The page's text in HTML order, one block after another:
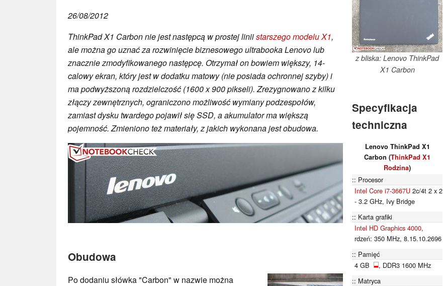
26/08/2012
ThinkPad X1 Carbon nie jest następcą w prostej liniistarszego modelu X1,
ale można go uznać za rozwinięcie biznesowego ultrabooka Lenovo lub
znacznie zmodyfikowanego następcę. Otrzymał on bowiem większy, 14-
calowy ekran, który jest w dodatku matowy (nie posiada ochronnej szyby) i
ma podwyższoną rozdzielczość (1600 x 900 pikseli). Zrezygnowano z kilku
złączy zewnętrznych, ograniczono możliwość wymiany podzespołów,
zamiast dysku twardego pojawił się SSD, a akumulator ma większą
pojemność. Zmieniono też materiały, z jakich wykonana jest obudowa.
Obudowa
Po dodaniu słówka "Carbon" w nazwie można
z bliska: Lenovo ThinkPad
X1 Carbon
Specyfikacja
techniczna
Lenovo ThinkPad X1
Carbon (ThinkPad X1
Rodzina)
Procesor
Intel Core i7-3667U 2c/4t 2 x 2
- 3.2 GHz, Ivy Bridge
Karta grafiki
Intel HD Graphics 4000,
rdzeń: 350 MHz, 8.15.10.2696
Pamięć
4 GB
, DDR3 1600 MHz
Matryca